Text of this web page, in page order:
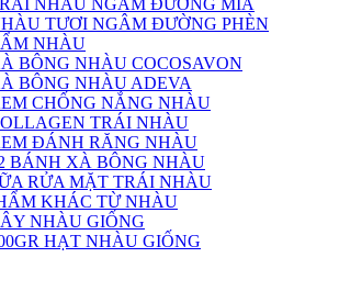
NHÀU NGÂM ĐƯỜNG MÍA
TƯƠI NGÂM ĐƯỜNG PHÈN
NHÀU
BÔNG NHÀU COCOSAVON
BÔNG NHÀU ADEVA
CHỐNG NẮNG NHÀU
TRÁI NHÀU
ĐÁNH RĂNG NHÀU
BÁNH XÀ BÔNG NHÀU
RỬA MẶT TRÁI NHÀU
KHÁC TỪ NHÀU
NHÀU GIỐNG
HẠT NHÀU GIỐNG